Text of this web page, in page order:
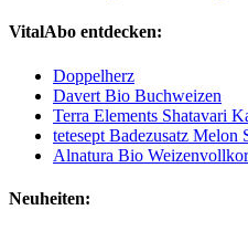
VitalAbo entdecken:
Doppelherz
Davert Bio Buchweizen
Terra Elements Shatavari
tetesept Badezusatz Melon
Alnatura Bio
Neuheiten: